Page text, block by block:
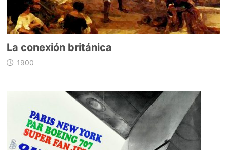
La conexión británica
1900